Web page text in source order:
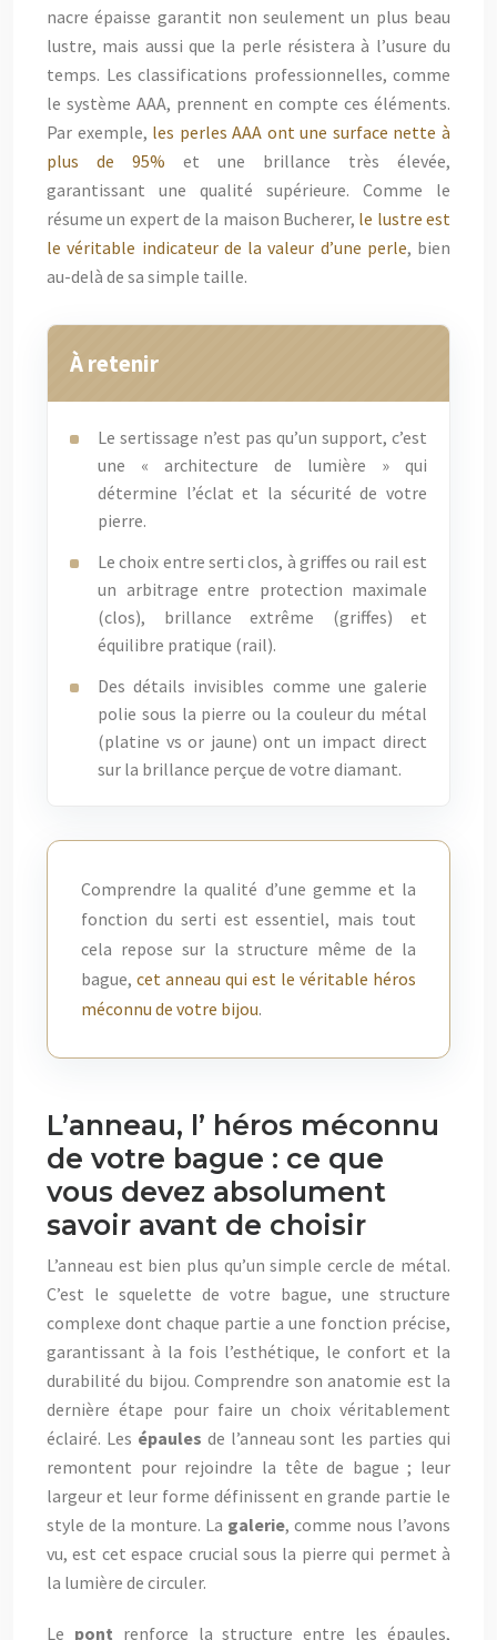
nacre épaisse garantit non seulement un plus beau
lustre, mais aussi que la perle résistera à l’usure du
temps. Les classifications professionnelles, comme
le système AAA, prennent en compte ces éléments.
Par exemple, les perles AAA ont une surface nette à
plus de 95% et une brillance très élevée,
garantissant une qualité supérieure. Comme le
résume un expert de la maison Bucherer, le lustre est
le véritable indicateur de la valeur d’une perle, bien
au-delà de sa simple taille.
À retenir
Le sertissage n’est pas qu’un support, c’est
une « architecture de lumière » qui
détermine l’éclat et la sécurité de votre
pierre.
Le choix entre serti clos, à griffes ou rail est
un arbitrage entre protection maximale
(clos), brillance extrême (griffes) et
équilibre pratique (rail).
Des détails invisibles comme une galerie
polie sous la pierre ou la couleur du métal
(platine vs or jaune) ont un impact direct
sur la brillance perçue de votre diamant.
Comprendre la qualité d’une gemme et la
fonction du serti est essentiel, mais tout
cela repose sur la structure même de la
bague, cet anneau qui est le véritable héros
méconnu de votre bijou.
L’anneau, l’ héros méconnu
de votre bague : ce que
vous devez absolument
savoir avant de choisir
L’anneau est bien plus qu’un simple cercle de métal.
C’est le squelette de votre bague, une structure
complexe dont chaque partie a une fonction précise,
garantissant à la fois l’esthétique, le confort et la
durabilité du bijou. Comprendre son anatomie est la
dernière étape pour faire un choix véritablement
éclairé. Les épaules de l’anneau sont les parties qui
remontent pour rejoindre la tête de bague ; leur
largeur et leur forme définissent en grande partie le
style de la monture. La galerie, comme nous l’avons
vu, est cet espace crucial sous la pierre qui permet à
la lumière de circuler.
Le pont renforce la structure entre les épaules,